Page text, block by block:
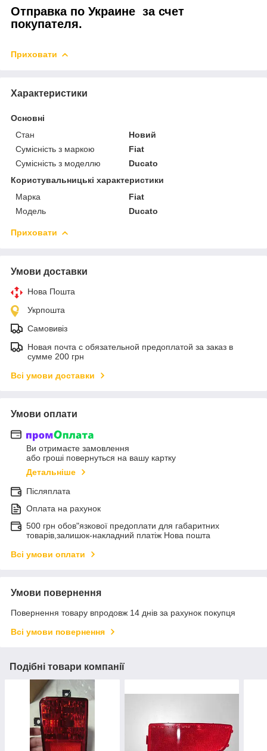
Отправка по Украине за счет
покупателя.
Приховати
Характеристики
Основні
Стан
Новий
Сумісність з маркою
Fiat
Сумісність з моделлю
Ducato
Користувальницькі характеристики
Марка
Fiat
Модель
Ducato
Приховати
Умови доставки
Нова Пошта
Укрпошта
Самовивіз
Новая почта с обязательной предоплатой за заказ в
сумме 200 грн
Всі умови доставки
Умови оплати
Ви отримаєте замовлення
або гроші повернуться на вашу картку
Детальніше
Післяплата
Оплата на рахунок
500 грн обов"язкової предоплати для габаритних
товарів,залишок-накладний платіж Нова пошта
Всі умови оплати
Умови повернення
Повернення товару впродовж 14 днів за рахунок покупця
Всі умови повернення
Подібні товари компанії